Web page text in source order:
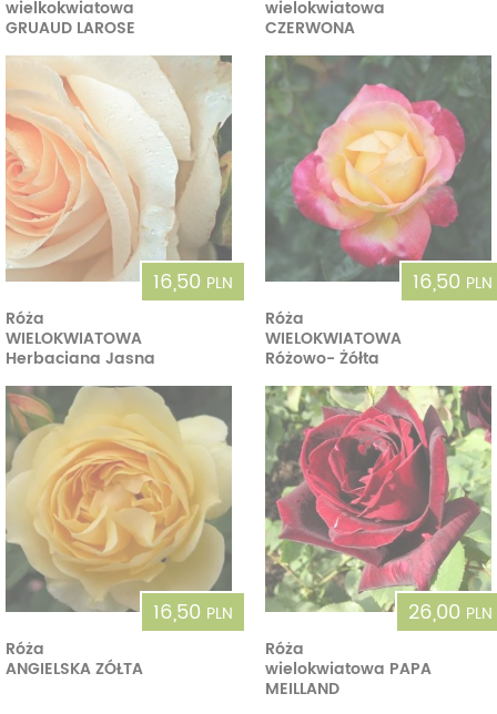
wielkokwiatowa
GRUAUD LAROSE
wielokwiatowa
CZERWONA
16,50 PLN
Róża
WIELOKWIATOWA
Herbaciana Jasna
16,50 PLN
Róża
WIELOKWIATOWA
Różowo- Żółta
16,50 PLN
Róża
ANGIELSKA ZÓŁTA
26,00 PLN
Róża
wielokwiatowa PAPA
MEILLAND